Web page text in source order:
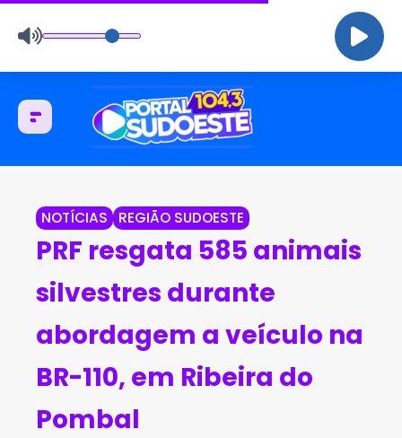
NOTÍCIAS REGIÃO SUDOESTE
PRF resgata 585 animais
silvestres durante
abordagem a veículo na
BR-110, em Ribeira do
Pombal